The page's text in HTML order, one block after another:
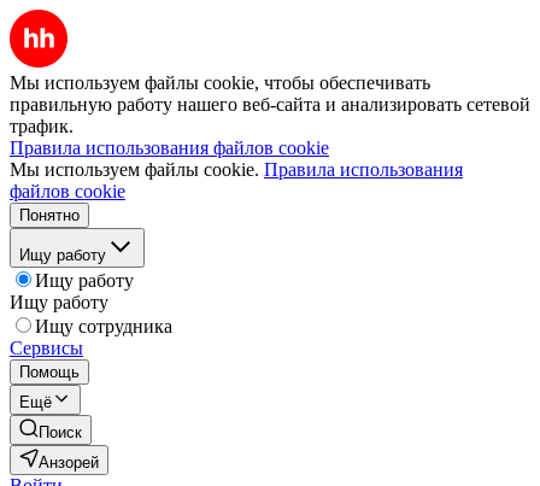
Мы используем файлы cookie, чтобы обеспечивать
правильную работу нашего веб-сайта и анализировать сетевой
трафик.
Правила использования файлов cookie
Мы используем файлы cookie. Правила использования
файлов cookie
Понятно
Ищу работу
Ищу работу
Ищу работу
Ищу сотрудника
Сервисы
Помощь
Ещё
Поиск
Анзорей